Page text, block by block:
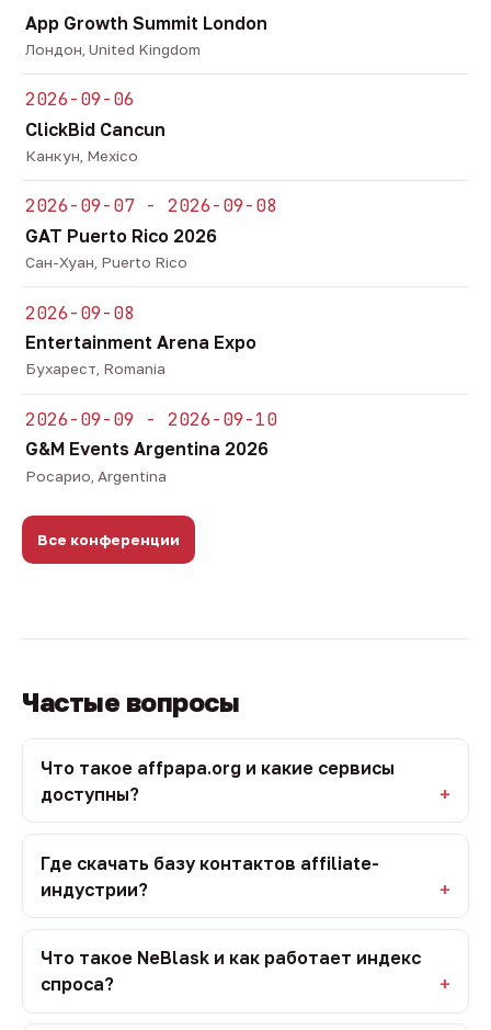
App Growth Summit London
Лондон, United Kingdom
2026-09-06
ClickBid Cancun
Канкун, Mexico
2026-09-07 - 2026-09-08
GAT Puerto Rico 2026
Сан-Хуан, Puerto Rico
2026-09-08
Entertainment Arena Expo
Бухарест, Romania
2026-09-09 - 2026-09-10
G&M Events Argentina 2026
Росарио, Argentina
Все конференции
Частые вопросы
Что такое affpapa.org и какие сервисы
доступны?
Где скачать базу контактов affiliate-
индустрии?
Что такое NeBlask и как работает индекс
спроса?